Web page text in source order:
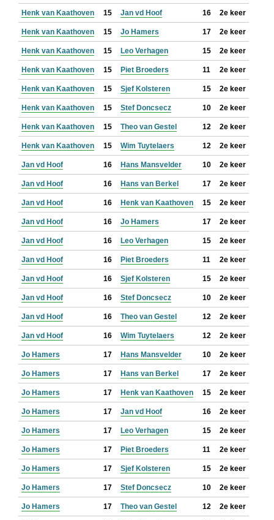
Henk van Kaathoven 15 Jan vd Hoof 16 2e keer
Henk van Kaathoven 15 Jo Hamers 17 2e keer
Henk van Kaathoven 15 Leo Verhagen 15 2e keer
Henk van Kaathoven 15 Piet Broeders 11 2e keer
Henk van Kaathoven 15 Sjef Kolsteren 15 2e keer
Henk van Kaathoven 15 Stef Doncsecz 10 2e keer
Henk van Kaathoven 15 Theo van Gestel 12 2e keer
Henk van Kaathoven 15 Wim Tuytelaers 12 2e keer
Jan vd Hoof 16 Hans Mansvelder 10 2e keer
Jan vd Hoof 16 Hans van Berkel 17 2e keer
Jan vd Hoof 16 Henk van Kaathoven 15 2e keer
Jan vd Hoof 16 Jo Hamers 17 2e keer
Jan vd Hoof 16 Leo Verhagen 15 2e keer
Jan vd Hoof 16 Piet Broeders 11 2e keer
Jan vd Hoof 16 Sjef Kolsteren 15 2e keer
Jan vd Hoof 16 Stef Doncsecz 10 2e keer
Jan vd Hoof 16 Theo van Gestel 12 2e keer
Jan vd Hoof 16 Wim Tuytelaers 12 2e keer
Jo Hamers 17 Hans Mansvelder 10 2e keer
Jo Hamers 17 Hans van Berkel 17 2e keer
Jo Hamers 17 Henk van Kaathoven 15 2e keer
Jo Hamers 17 Jan vd Hoof 16 2e keer
Jo Hamers 17 Leo Verhagen 15 2e keer
Jo Hamers 17 Piet Broeders 11 2e keer
Jo Hamers 17 Sjef Kolsteren 15 2e keer
Jo Hamers 17 Stef Doncsecz 10 2e keer
Jo Hamers 17 Theo van Gestel 12 2e keer